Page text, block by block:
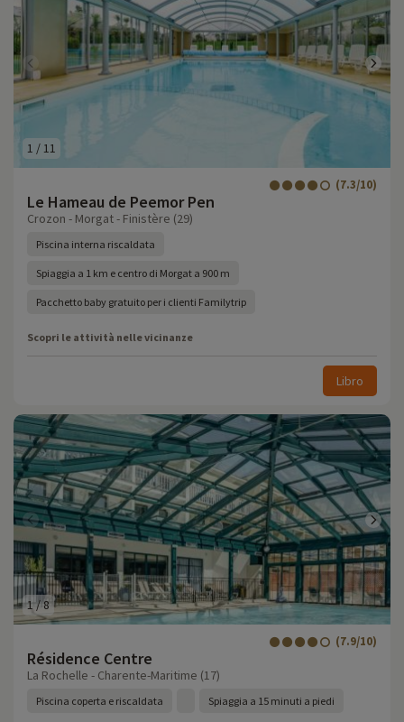
1 / 11
Le Hameau de Peemor Pen
(7.3/10)
Crozon - Morgat - Finistère (29)
Piscina interna riscaldata
Spiaggia a 1 km e centro di Morgat a 900 m
Pacchetto baby gratuito per i clienti Familytrip
Scopri le attività nelle vicinanze
Libro
1/8
Résidence Centre
(7.9/10)
La Rochelle - Charente-Maritime (17)
Piscina coperta e riscaldata Spiaggia a 15 minuti a piedi